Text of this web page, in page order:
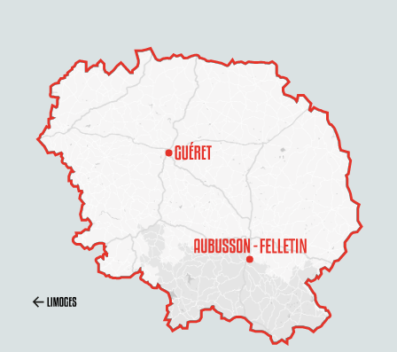
Description